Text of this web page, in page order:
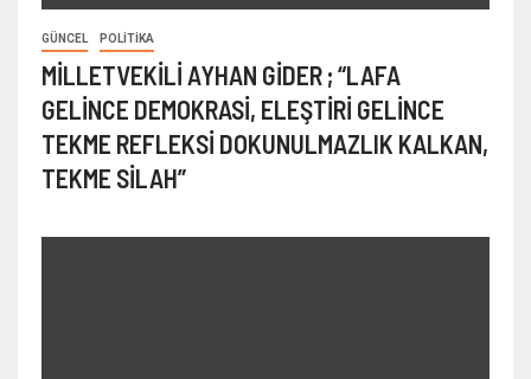
GÜNCEL POLITIKA
MİLLETVEKİLİ AYHAN GİDER ; “LAFA
GELİNCE DEMOKRASİ, ELEŞTİRİ GELİNCE
TEKME REFLEKSİ DOKUNULMAZLIK KALKAN,
TEKME SİLAH”